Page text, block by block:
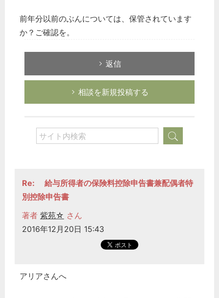
前年分以前のぶんについては、保管されています
か？ご確認を。
返信
相談を新規投稿する
Re: 給与所得者の保険料控除申告書兼配偶者特
別控除申告書
著者 紫苑☆ さん
2016年12月20日 15:43
アリアさんへ